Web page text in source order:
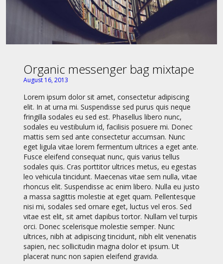
Organic messenger bag mixtape
August 16, 2013
Lorem ipsum dolor sit amet, consectetur adipiscing
elit. In at urna mi. Suspendisse sed purus quis neque
fringilla sodales eu sed est. Phasellus libero nunc,
sodales eu vestibulum id, facilisis posuere mi. Donec
mattis sem sed ante consectetur accumsan. Nunc
eget ligula vitae lorem fermentum ultrices a eget ante.
Fusce eleifend consequat nunc, quis varius tellus
sodales quis. Cras porttitor ultrices metus, eu egestas
leo vehicula tincidunt. Maecenas vitae sem nulla, vitae
rhoncus elit. Suspendisse ac enim libero. Nulla eu justo
a massa sagittis molestie at eget quam. Pellentesque
nisi mi, sodales sed ornare eget, luctus vel eros. Sed
vitae est elit, sit amet dapibus tortor. Nullam vel turpis
orci. Donec scelerisque molestie semper. Nunc
ultrices, nibh at adipiscing tincidunt, nibh elit venenatis
sapien, nec sollicitudin magna dolor et ipsum. Ut
placerat nunc non sapien eleifend gravida.